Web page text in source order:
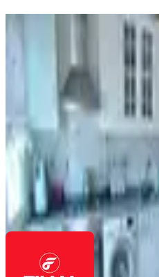
Final
3+1 Daire
Merkez, M.akif
160 m²
FİNAL EMLAK &
Ara